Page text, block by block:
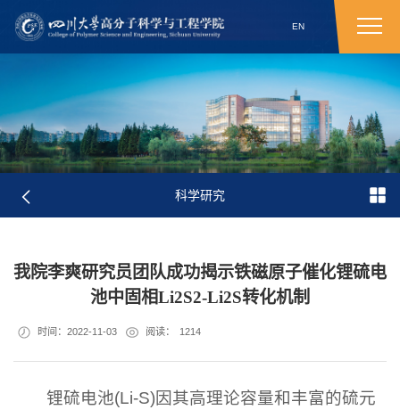
EN
科学研究
我院李爽研究员团队成功揭示铁磁原子催化锂硫电
池中固相Li2S2-Li2S转化机制
时间：2022-11-03 阅读： 1214
锂硫电池(Li-S)因其高理论容量和丰富的硫元